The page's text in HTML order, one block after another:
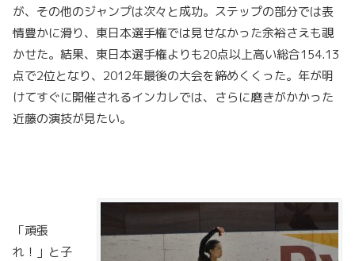
が、その他のジャンプは次々と成功。ステップの部分では表
情豊かに滑り、東日本選手権では見せなかった余裕さえも覗
かせた。結果、東日本選手権よりも20点以上高い総合154.13
点で2位となり、2012年最後の大会を締めくくった。年が明
けてすぐに開催されるインカレでは、さらに磨きがかかった
近藤の演技が見たい。
「頑張
れ！」と子